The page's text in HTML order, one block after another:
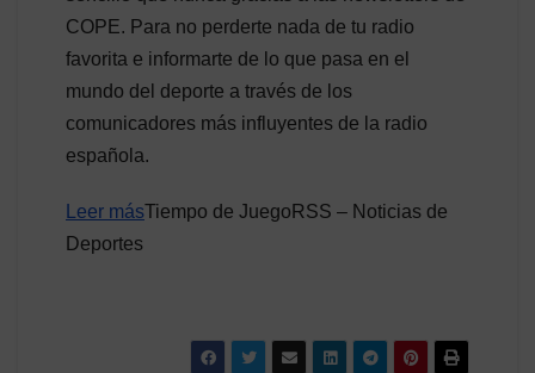
COPE. Para no perderte nada de tu radio
favorita e informarte de lo que pasa en el
mundo del deporte a través de los
comunicadores más influyentes de la radio
española.
Leer másTiempo de JuegoRSS – Noticias de
Deportes